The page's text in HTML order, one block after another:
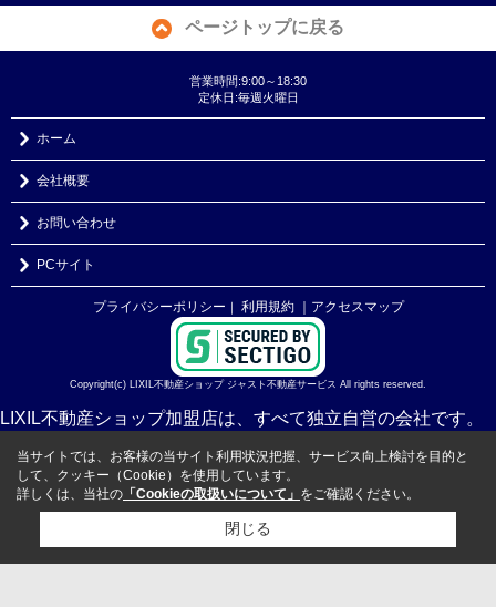
ページトップに戻る
営業時間:9:00～18:30
定休日:毎週火曜日
ホーム
会社概要
お問い合わせ
PCサイト
プライバシーポリシー ｜ 利用規約 ｜アクセスマップ
Copyright(c) LIXIL不動産ショップ ジャスト不動産サービス All rights reserved.
LIXIL不動産ショップ加盟店は、すべて独立自営の会社です。
当サイトでは、お客様の当サイト利用状況把握、サービス向上検討を目的と
して、クッキー（Cookie）を使用しています。
詳しくは、当社の 「Cookieの取扱いについて」 をご確認ください。
閉じる